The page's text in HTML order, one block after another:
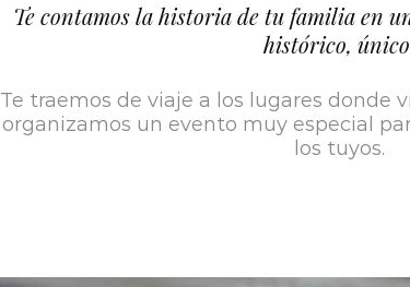
Te contamos la historia de tu familia en
histórico,
Te traemos de viaje a los lugares donde
organizamos un evento muy especial
los tuyos.